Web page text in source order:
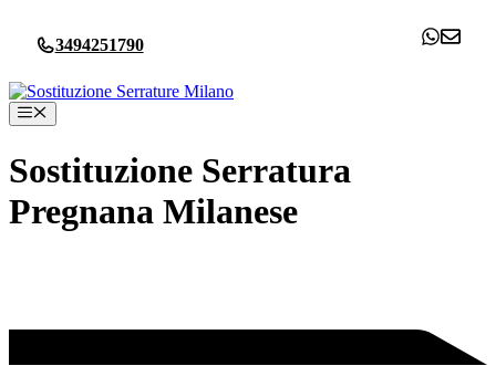
contenuto
3494251790
Menu
Sostituzione Serratura
Pregnana Milanese